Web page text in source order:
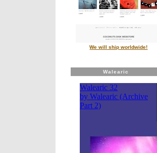
We will ship worldwide!
Walearic